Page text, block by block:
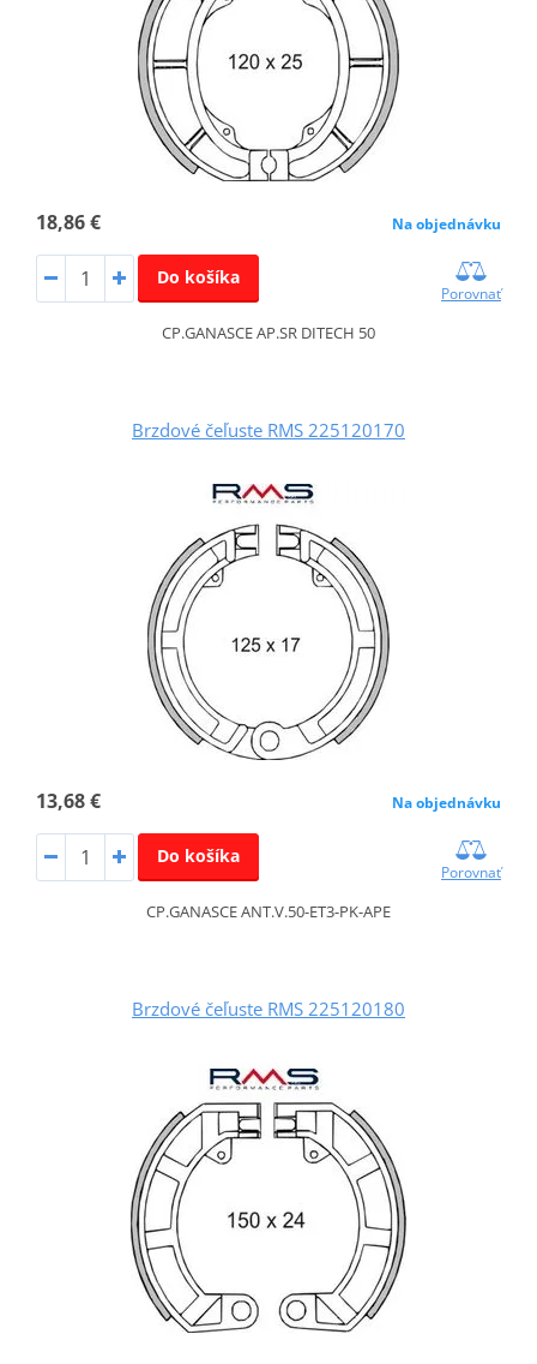
18,86 € Na objednávku
Do košíka
Porovnať
CP.GANASCE AP.SR DITECH 50
Brzdové čeľuste RMS 225120170
13,68 € Na objednávku
Do košíka
Porovnať
CP.GANASCE ANT.V.50-ET3-PK-APE
Brzdové čeľuste RMS 225120180